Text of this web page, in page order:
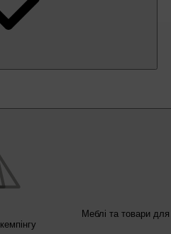
Меблі та товари для
кемпінгу